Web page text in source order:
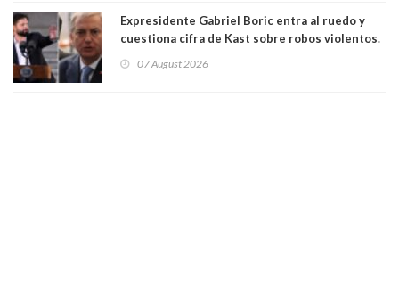
Expresidente Gabriel Boric entra al ruedo y
cuestiona cifra de Kast sobre robos violentos.
07 August 2026